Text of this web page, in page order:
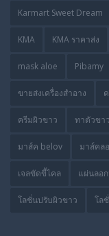
Karmart Sweet Dream
KMA KMA ราคาส่ง
mask aloe Pibamy
ขายส่งเครื่องสำอาง
ครีมผิวขาว ทาตัวขาว
มาส์ค belov มาส์คล
เจลขัดขี้ไคล แผ่นลอ
โลชั่นปรับผิวขาว โล